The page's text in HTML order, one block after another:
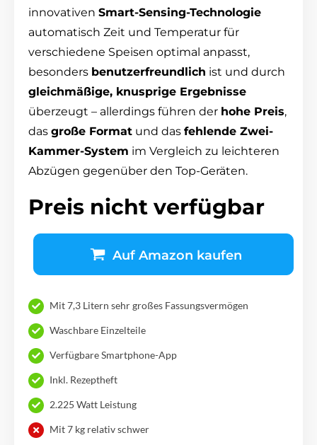
innovativen Smart-Sensing-Technologie
automatisch Zeit und Temperatur für
verschiedene Speisen optimal anpasst,
besonders benutzerfreundlich ist und durch
gleichmäßige, knusprige Ergebnisse
überzeugt – allerdings führen der hohe Preis,
das große Format und das fehlende Zwei-
Kammer-System im Vergleich zu leichteren
Abzügen gegenüber den Top-Geräten.
Preis nicht verfügbar
Auf Amazon kaufen
Mit 7,3 Litern sehr großes Fassungsvermögen
Waschbare Einzelteile
Verfügbare Smartphone-App
Inkl. Rezeptheft
2.225 Watt Leistung
Mit 7 kg relativ schwer